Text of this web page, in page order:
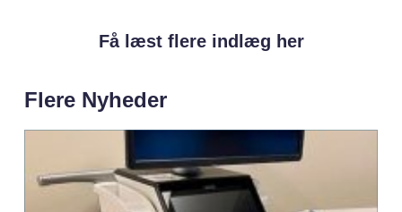
Få læst flere indlæg her
Flere Nyheder